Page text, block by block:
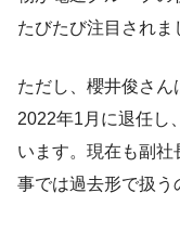
たびたび注目されま
ただし、櫻井俊さ
2022年1月に退任し
います。現在も副
事では過去形で扱う